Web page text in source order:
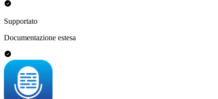
Supportato
Documentazione estesa